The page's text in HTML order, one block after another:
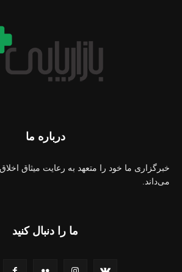
درباره ما
خبرگزاری ما خود را متعهد به رعایت میثاق
می‌داند.
ما را دنبال کنید